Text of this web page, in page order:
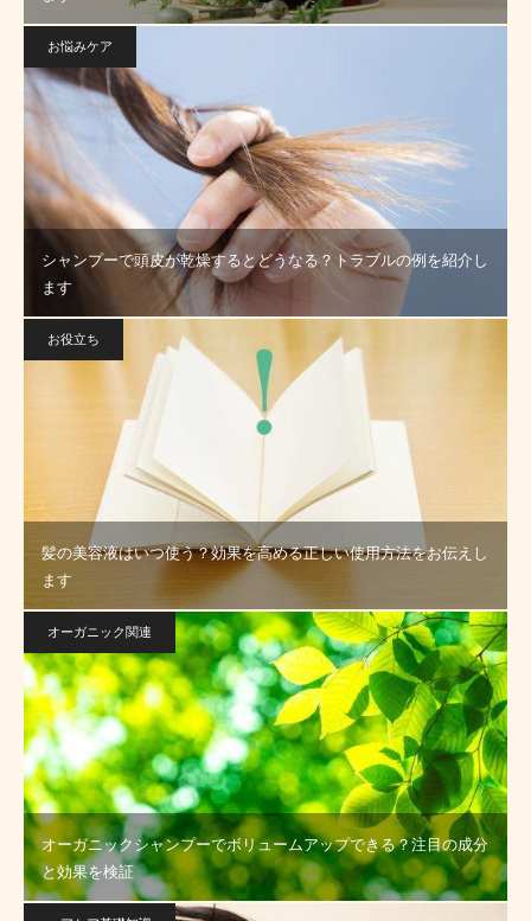
お悩みケア
シャンプーで頭皮が乾燥するとどうなる？トラブルの例を紹介し
ます
お役立ち
髪の美容液はいつ使う？効果を高める正しい使用方法をお伝えし
ます
オーガニック関連
オーガニックシャンプーでボリュームアップできる？注目の成分
と効果を検証